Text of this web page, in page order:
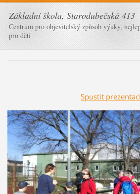
Základní škola, Starodubečská 413
Centrum pro objevitelský způsob výuky,
pro děti
Spustit prezentaci